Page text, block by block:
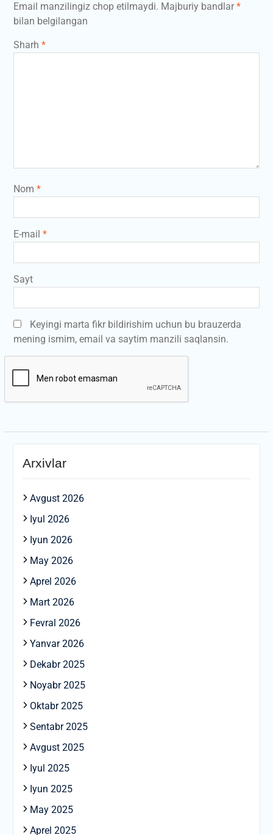
Email manzilingiz chop etilmaydi. Majburiy bandlar*
bilan belgilangan
Sharh *
Nom *
E-mail *
Sayt
Keyingi marta fikr bildirishim uchun bu brauzerda
mening ismim, email va saytim manzili saqlansin.
Arxivlar
Avgust 2026
Iyul 2026
Iyun 2026
May 2026
Aprel 2026
Mart 2026
Fevral 2026
Yanvar 2026
Dekabr 2025
Noyabr 2025
Oktabr 2025
Sentabr 2025
Avgust 2025
Iyul 2025
Iyun 2025
May 2025
Aprel 2025